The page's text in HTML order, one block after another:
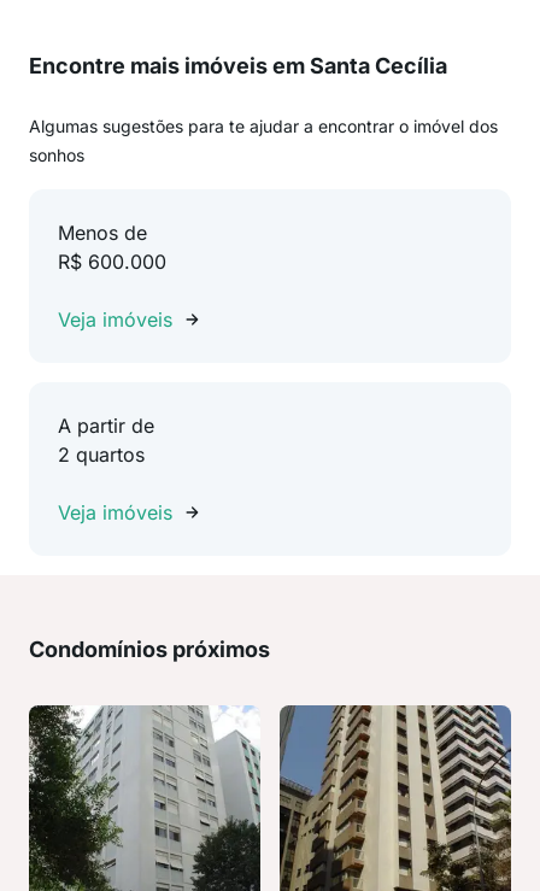
Encontre mais imóveis em Santa Cecília
Algumas sugestões para te ajudar a encontrar o imóvel dos
sonhos
Menos de
R$ 600.000
Veja imóveis
A partir de
2 quartos
Veja imóveis
Condomínios próximos